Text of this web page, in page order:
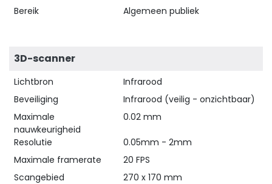
Bereik
Algemeen publiek
3D-scanner
Lichtbron
Infrarood
Beveiliging
Infrarood (veilig - onzichtbaar)
Maximale
nauwkeurigheid
0.02 mm
Resolutie
0.05mm - 2mm
Maximale framerate
20 FPS
Scangebied
270 x 170 mm